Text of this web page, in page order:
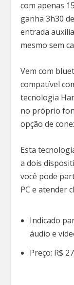
com apenas
ganha 3h30
entrada
mesmo sem
Vem com
compatível
tecnologia
no próprio
opção de
Esta
a dois
você pode
PC e atender
Indicado
áudio e
Preço: R$